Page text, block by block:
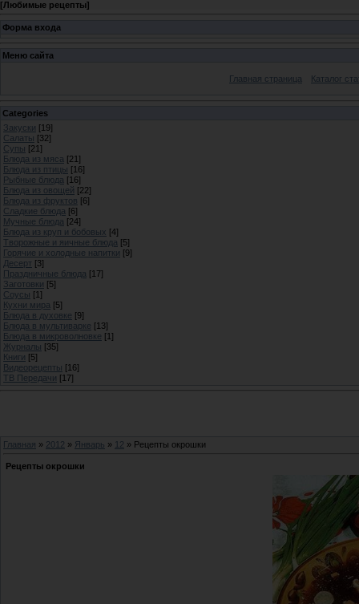
[Любимые рецепты]
Форма входа
Меню сайта
Главная страница Каталог
Categories
Закуски [19]
Салаты [32]
Супы [21]
Блюда из мяса [21]
Блюда из птицы [16]
Рыбные блюда [16]
Блюда из овощей [22]
Блюда из фруктов [6]
Сладкие блюда [6]
Мучные блюда [24]
Блюда из круп и бобовых [4]
Творожные и яичные блюда [5]
Горячие и холодные напитки [9]
Десерт [3]
Праздничные блюда [17]
Заготовки [5]
Соусы [1]
Кухни мира [5]
Блюда в духовке [9]
Блюда в мультиварке [13]
Блюда в микроволновке [1]
Журналы [35]
Книги [5]
Видеорецепты [16]
ТВ Передачи [17]
Главная » 2012 » Январь » 12 » Рецепты окрошки
Рецепты окрошки